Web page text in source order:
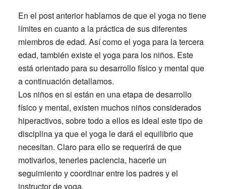
En el post anterior hablamos de que el yoga no tiene
límites en cuanto a la práctica de sus diferentes
miembros de edad. Así como el yoga para la tercera
edad, también existe el yoga para los niños. Este
está orientado para su desarrollo físico y mental que
a continuación detallamos.
Los niños en si están en una etapa de desarrollo
físico y mental, existen muchos niños considerados
hiperactivos, sobre todo a ellos es ideal este tipo de
disciplina ya que el yoga le dará el equilibrio que
necesitan. Claro para ello se requerirá de que
motivarlos, tenerles paciencia, hacerle un
seguimiento y coordinar entre los padres y el
instructor de yoga.